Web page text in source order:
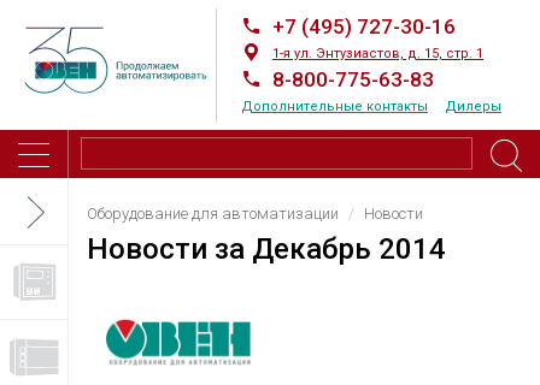
+7 (495) 727-30-16
1-я ул. Энтузиастов, д. 15, стр. 1
8-800-775-63-83
Дополнительные контакты Дилеры
Оборудование для автоматизации Новости
Новости за Декабрь 2014